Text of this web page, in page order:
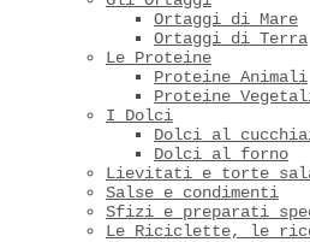
Ortaggi di Mare
Ortaggi di Terra
Le Proteine
Proteine Animali
Proteine
I Dolci
Dolci al
Dolci al forno
Lievitati e torte
Salse e condimenti
Sfizi e preparati
Le Riciclette, le